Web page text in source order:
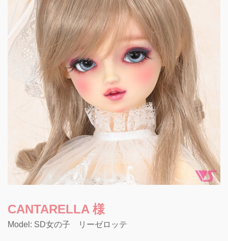
CANTARELLA 様
Model: SD女の子 リーゼロッテ